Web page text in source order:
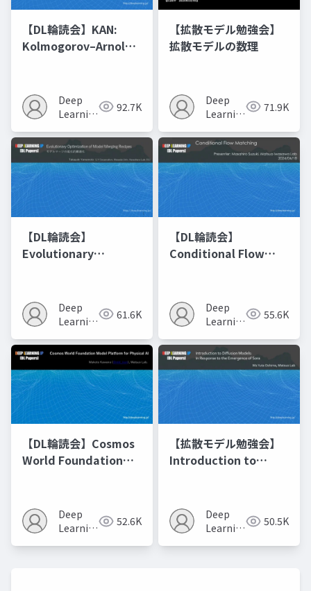
【DL輪読会】KAN:
Kolmogorov–Arnold
Deep
Learning
92.7K
【拡散モデル勉強会】
拡散モデルの数理
Deep
Learning
71.9K
【DL輪読会】
Evolutionary
Recipes モデルマージ
の進化的最適化
Deep
Learning
61.6K
【DL輪読会】
Conditional Flow
Deep
Learning
55.6K
【DL輪読会】Cosmos
World Foundation
Deep
Learning
52.6K
【拡散モデル勉強会】
Introduction to
Deep
Learning
50.5K